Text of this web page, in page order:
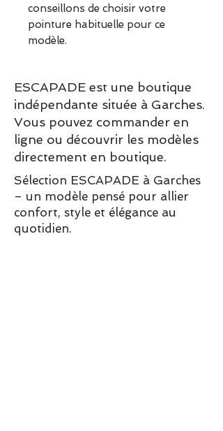
conseillons de choisir votre
pointure habituelle pour ce
modèle.
ESCAPADE est une boutique
indépendante située à Garches.
Vous pouvez commander en
ligne ou découvrir les modèles
directement en boutique.
Sélection ESCAPADE à Garches
– un modèle pensé pour allier
confort, style et élégance au
quotidien.